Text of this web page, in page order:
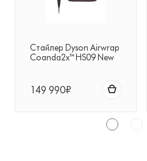
Стайлер Dyson Airwrap
Coanda2x™ HS09 New
розовый/Розовое
золото)
149 990₽